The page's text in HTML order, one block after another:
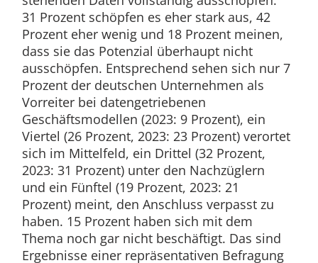
31 Prozent schöpfen es eher stark aus, 42
Prozent eher wenig und 18 Prozent meinen,
dass sie das Potenzial überhaupt nicht
ausschöpfen. Entsprechend sehen sich nur 7
Prozent der deutschen Unternehmen als
Vorreiter bei datengetriebenen
Geschäftsmodellen (2023: 9 Prozent), ein
Viertel (26 Prozent, 2023: 23 Prozent) verortet
sich im Mittelfeld, ein Drittel (32 Prozent,
2023: 31 Prozent) unter den Nachzüglern
und ein Fünftel (19 Prozent, 2023: 21
Prozent) meint, den Anschluss verpasst zu
haben. 15 Prozent haben sich mit dem
Thema noch gar nicht beschäftigt. Das sind
Ergebnisse einer repräsentativen Befragung